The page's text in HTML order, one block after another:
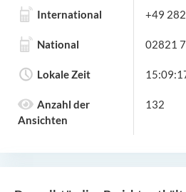
International +49
National 02821
Lokale Zeit
Anzahl der
Ansichten
132